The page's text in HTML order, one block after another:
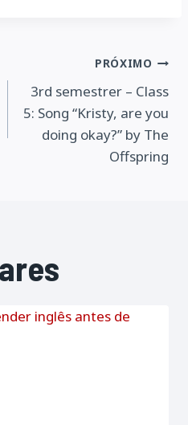
PRÓXIMO
3rd semestrer – Class
5: Song “Kristy, are you
doing okay?” by The
Offspring